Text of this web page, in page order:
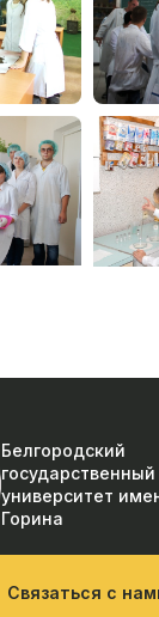
Белгородский
университет
Горина
Связаться с